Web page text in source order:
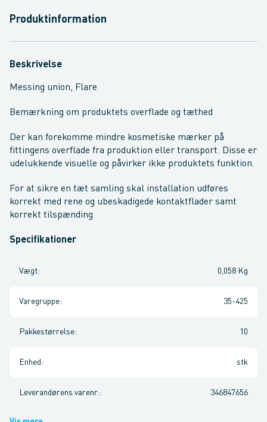
Produktinformation
Beskrivelse
Messing union, Flare
Bemærkning om produktets overflade og tæthed
Der kan forekomme mindre kosmetiske mærker på
fittingens overflade fra produktion eller transport. Disse er
udelukkende visuelle og påvirker ikke produktets funktion.
For at sikre en tæt samling skal installation udføres
korrekt med rene og ubeskadigede kontaktflader samt
korrekt tilspænding
Specifikationer
Vægt: 0,058 Kg
Varegruppe: 35-425
Pakkestørrelse: 10
Enhed : stk
Leverandørens varenr. : 346847656